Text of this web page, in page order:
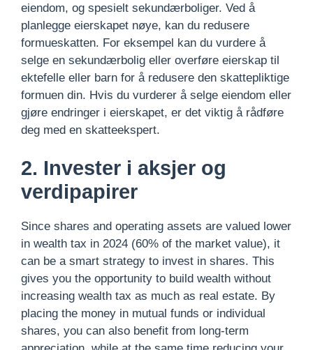
eiendom, og spesielt sekundærboliger. Ved å
planlegge eierskapet nøye, kan du redusere
formueskatten. For eksempel kan du vurdere å
selge en sekundærbolig eller overføre eierskap til
ektefelle eller barn for å redusere den skattepliktige
formuen din. Hvis du vurderer å selge eiendom eller
gjøre endringer i eierskapet, er det viktig å rådføre
deg med en skatteekspert.
2. Invester i aksjer og
verdipapirer
Since shares and operating assets are valued lower
in wealth tax in 2024 (60% of the market value), it
can be a smart strategy to invest in shares. This
gives you the opportunity to build wealth without
increasing wealth tax as much as real estate. By
placing the money in mutual funds or individual
shares, you can also benefit from long-term